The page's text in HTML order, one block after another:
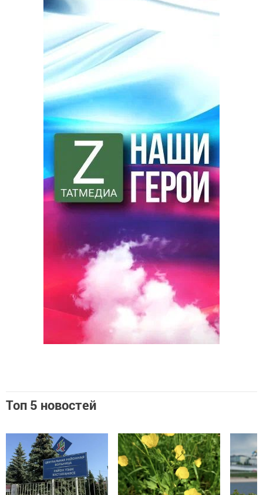
Топ 5 новостей